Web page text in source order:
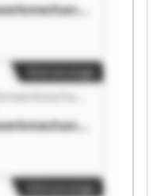
Kleinanzeige
Kleinanzeige